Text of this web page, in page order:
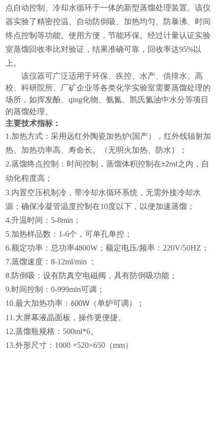
点自动控制、冷却水循环于一体的新型蒸馏处理装置。该仪
器实验了精密控温、自动防倒吸、加热均匀、防暴沸、 时间
终点控制等功能。使用方便，节能环保。经过计量认证实验
室蒸馏回收率比对验证，结果准确可靠，回收率达95%以
上。
该仪器可广泛适用于环保、疾控、水产、供排水、高
校、科研院所、厂矿企业等各类化学实验室需要蒸馏处理的
场所，如挥发酚、qing化物、氨氮、凯氏氮油中水分等项目
的蒸馏处理。
主要技术指标：
1.加热方式：采用远红外陶瓷加热炉(国产），红外线辐射加
热、加热功率高、寿命长。（无明火加热、防水）；
2.蒸馏终点控制： 时间控制 ，蒸馏体积控制在±2ml 之内，自
动化程度高；
3.内置空压机制冷，带冷却水循环系统，无需外接冷却水
源；确保冷凝管温度控制在10度以下，以便加速蒸馏；
4.升温时间：5-8min；
5.加热样品数：1-6个，可单孔单控；
6.额定功率：总功率4800W；额定电压/频率：220V/50HZ；
7.蒸馏速度：8-12ml/min ；
8.防倒吸：设有防真空电磁阀，具有防倒吸功能；
9.时间控制：0-999min可调；
10.最大加热功率：600W （单炉可调）；
11.大屏幕液晶面板，操作更便捷。
12.蒸馏瓶规格：500ml*6。
13.外形尺寸：1000 ×520×650（mm）